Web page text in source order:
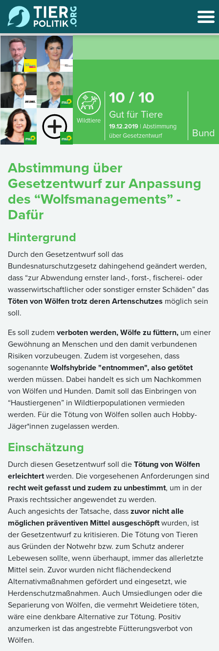
Wildtiere
10 / 10
Gut für Tiere
19.12.2019 | Abstimmung
über Gesetzentwurf
Bund
Abstimmung über
Gesetzentwurf zur Anpassung
des “Wolfsmanagements” -
Dafür
Hintergrund
Durch den Gesetzentwurf soll das
Bundesnaturschutzgesetz dahingehend geändert werden,
dass “zur Abwendung ernster land-, forst-, fischerei- oder
wasserwirtschaftlicher oder sonstiger ernster Schäden” das
Töten von Wölfen trotz deren Artenschutzes möglich sein
soll.
Es soll zudem verboten werden, Wölfe zu füttern, um einer
Gewöhnung an Menschen und den damit verbundenen
Risiken vorzubeugen. Zudem ist vorgesehen, dass
sogenannteWolfshybride "entnommen", also getötet
werden müssen. Dabei handelt es sich um Nachkommen
von Wölfen und Hunden. Damit soll das Einbringen von
“Haustiergenen” in Wildtierpopulationen vermieden
werden. Für die Tötung von Wölfen sollen auch Hobby-
Jäger*innen zugelassen werden.
Einschätzung
Durch diesen Gesetzentwurf soll dieTötung von Wölfen
erleichtertwerden. Die vorgesehenen Anforderungen sind
recht weit gefasst und zudem zu unbestimmt, um in der
Praxis rechtssicher angewendet zu werden.
Auch angesichts der Tatsache, dasszuvor nicht alle
möglichen präventiven Mittel ausgeschöpftwurden, ist
der Gesetzentwurf zu kritisieren. Die Tötung von Tieren
aus Gründen der Notwehr bzw. zum Schutz anderer
Lebewesen sollte, wenn überhaupt, immer das allerletzte
Mittel sein. Zuvor wurden nicht flächendeckend
Alternativmaßnahmen gefördert und eingesetzt, wie
Herdenschutzmaßnahmen. Auch Umsiedlungen oder die
Separierung von Wölfen, die vermehrt Weidetiere töten,
wäre eine denkbare Alternative zur Tötung. Positiv
anzumerken ist das angestrebte Fütterungsverbot von
Wölfen.